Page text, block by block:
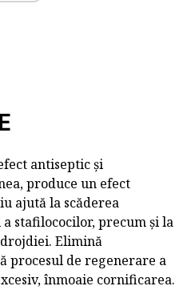
antiseptic și
produce un efect
ajută la scăderea
stafilococilor, precum și la
Elimină
procesul de regenerare a
înmoaie cornificarea.